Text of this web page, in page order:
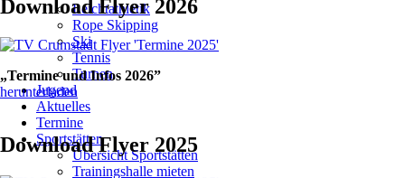
Leichtathletik
Rope Skipping
Ski
Tennis
Turnen
Jugend
Aktuelles
Termine
Sportstätten
Übersicht Sportstätten
Trainingshalle mieten
Download Flyer 2026
„Termine und Infos 2026”
herunterladen
Download Flyer 2025